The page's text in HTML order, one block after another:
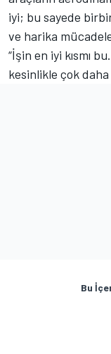
iyi; bu sayede
ve harika
“İşin en iyi kısmı
kesinlikle çok
Bu